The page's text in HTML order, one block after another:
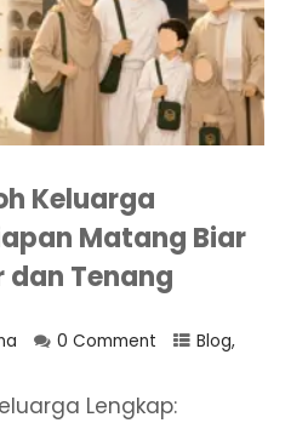
Keluarga
Matang Biar
dan Tenang
0 Comment Blog,
Lengkap: